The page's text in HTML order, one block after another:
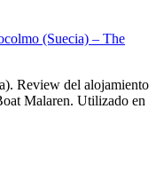
(Suecia) – The
Review del alojamiento
Malaren. Utilizado en